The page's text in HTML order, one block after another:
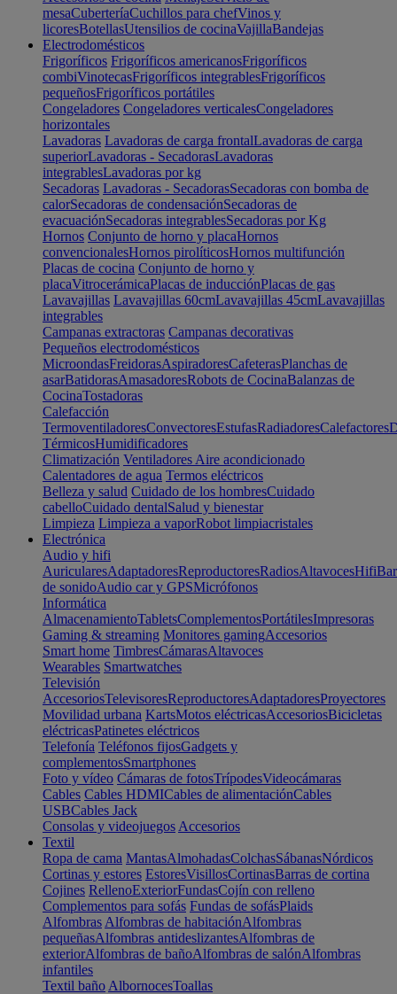
mesaCuberteríaCuchillos para chefVinos y
licoresBotellasUtensilios de cocinaVajillaBandejas
Electrodomésticos
Frigoríficos Frigoríficos americanosFrigoríficos
combiVinotecasFrigoríficos integrablesFrigoríficos
pequeñosFrigoríficos portátiles
Congeladores Congeladores verticalesCongeladores
horizontales
Lavadoras Lavadoras de carga frontalLavadoras de carga
superiorLavadoras - SecadorasLavadoras
integrablesLavadoras por kg
Secadoras Lavadoras - SecadorasSecadoras con bomba de
calorSecadoras de condensaciónSecadoras de
evacuaciónSecadoras integrablesSecadoras por Kg
Hornos Conjunto de horno y placaHornos
convencionalesHornos pirolíticosHornos multifunción
Placas de cocina Conjunto de horno y
placaVitrocerámicaPlacas de inducciónPlacas de gas
Lavavajillas Lavavajillas 60cmLavavajillas 45cmLavavajillas
integrables
Campanas extractoras Campanas decorativas
Pequeños electrodomésticos
MicroondasFreidorasAspiradoresCafeterasPlanchas de
asarBatidorasAmasadoresRobots de CocinaBalanzas de
CocinaTostadoras
Calefacción
TermoventiladoresConvectoresEstufasRadiadoresCalefactores
TérmicosHumidificadores
Climatización Ventiladores Aire acondicionado
Calentadores de agua Termos eléctricos
Belleza y salud Cuidado de los hombresCuidado
cabelloCuidado dentalSalud y bienestar
Limpieza Limpieza a vaporRobot limpiacristales
Electrónica
Audio y hifi
AuricularesAdaptadoresReproductoresRadiosAltavocesHifi
de sonidoAudio car y GPSMicrófonos
Informática
AlmacenamientoTabletsComplementosPortátilesImpresoras
Gaming & streaming Monitores gamingAccesorios
Smart home TimbresCámarasAltavoces
Wearables Smartwatches
Televisión
AccesoriosTelevisoresReproductoresAdaptadoresProyectores
Movilidad urbana KartsMotos eléctricasAccesoriosBicicletas
eléctricasPatinetes eléctricos
Telefonía Teléfonos fijosGadgets y
complementosSmartphones
Foto y vídeo Cámaras de fotosTrípodesVideocámaras
Cables Cables HDMICables de alimentaciónCables
USBCables Jack
Consolas y videojuegos Accesorios
Textil
Ropa de cama MantasAlmohadasColchasSábanasNórdicos
Cortinas y estores EstoresVisillosCortinasBarras de cortina
Cojines RellenoExteriorFundasCojín con relleno
Complementos para sofás Fundas de sofásPlaids
Alfombras Alfombras de habitaciónAlfombras
pequeñasAlfombras antideslizantesAlfombras de
exteriorAlfombras de bañoAlfombras de salónAlfombras
infantiles
Textil baño AlbornocesToallas